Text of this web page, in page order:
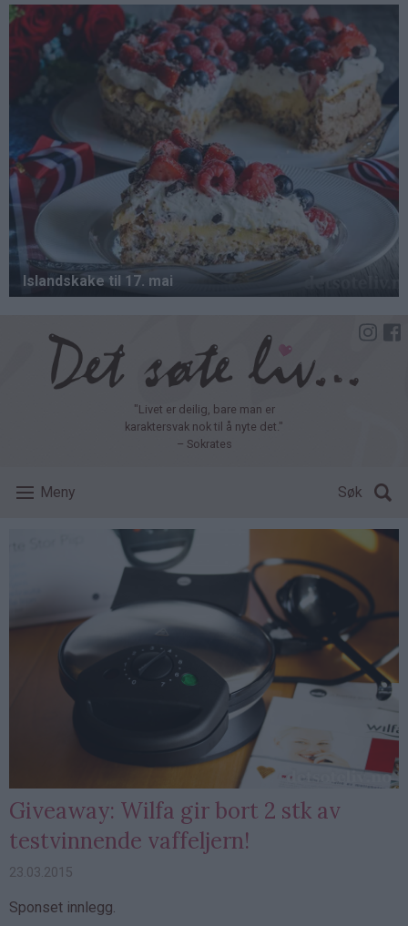
Hopp
hovedinnhold
"Livet er deilig, bare man er
karaktersvak nok til å nyte det."
– Sokrates
Meny Søk
Giveaway: Wilfa gir bort 2 stk av
testvinnende vaffeljern!
23.03.2015
Sponset innlegg.